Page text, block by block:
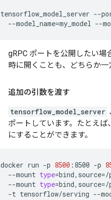
tensorflow_model_server --
--model_name=my_model --
gRPC ポートを公開したい場
時に開くことも、どちらか一
追加の引数を渡す
tensorflow_model_server
ポートしています。たとえ
にすることができます。
docker run -p 8500 :8500 -p
--mount type=bind,source=/
--mount type=bind,source=/
-t tensorflow/serving --